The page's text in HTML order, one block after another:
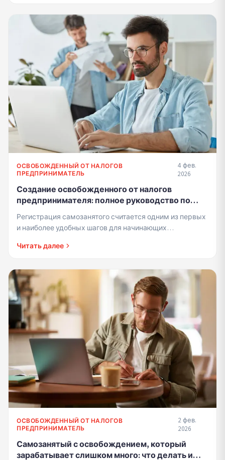
ОСВОБОЖДЕННЫЙ ОТ НАЛОГОВ
ПРЕДПРИНИМАТЕЛЬ
4 фев.
2026
Создание освобожденного от налогов
предпринимателя: полное руководство по
открытию самостоятельного счета
Регистрация самозанятого считается одним из первых
и наиболее удобных шагов для начинающих
совмещать наемную раб...
Читать далее
ОСВОБОЖДЕННЫЙ ОТ НАЛОГОВ
ПРЕДПРИНИМАТЕЛЬ
2 фев.
2026
Самозанятый с освобождением, который
зарабатывает слишком много: что делать и